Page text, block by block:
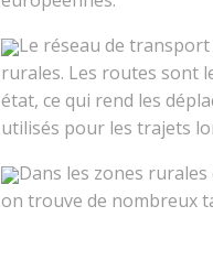
Le réseau de
rurales. Les routes sont
état, ce qui rend les
utilisés pour les trajets
Dans les zones
on trouve de nombreux